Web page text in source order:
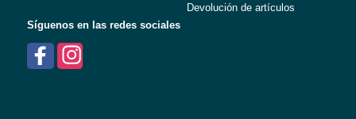
Devolución de artículos
Síguenos en las redes sociales